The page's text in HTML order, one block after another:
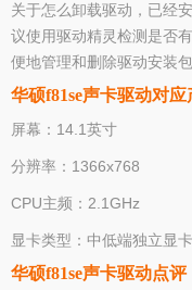
关于怎么卸载驱动，已经
议使用驱动精灵检测是否
便地管理和删除驱动安装包
华硕f81se声卡驱动对
屏幕：14.1英寸
分辨率：1366x768
CPU主频：2.1GHz
显卡类型：中低端独立显卡
华硕f81se声卡驱动点评